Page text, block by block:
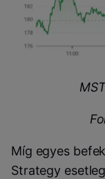
Míg egyes
Strategy